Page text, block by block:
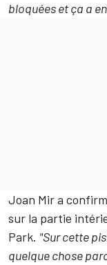
bloquées et ça a
Joan Mira
sur la partie
Park. "Sur cette
quelque chose